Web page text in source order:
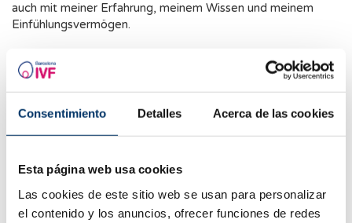
Consentimiento Detalles Acerca de las cookies
Esta página web usa cookies
Las cookies de este sitio web se usan para personalizar
el contenido y los anuncios, ofrecer funciones de redes
auch mit meiner Erfahrung, meinem Wissen und meinem
Einfühlungsvermögen.
Behandlungsprozess zu erleichtern und ihnen jederzeit das
Person, die ich betreue, verstanden und begleitet fühlt und
die Behandlung mit Vertrauen und Hoffnung erleben kann.
Ich teile die Philosophie von Barcelona IVF in Bezug auf die
nahbaren Betreuung basiert. Ich bin überzeugt, dass die
Zukunft dieses Fachgebiets dank der aktuellen